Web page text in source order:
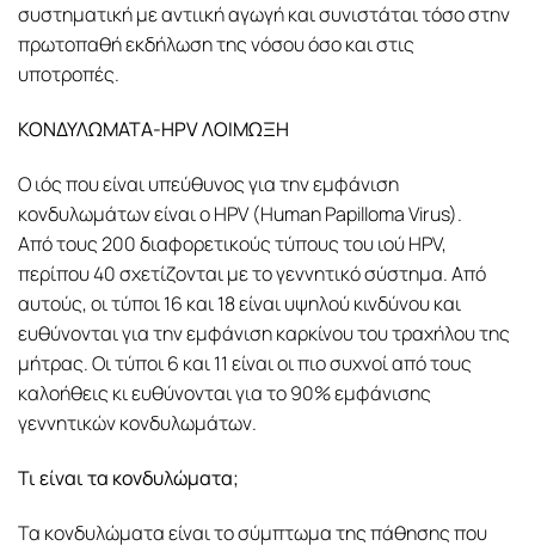
συστηματική με αντιική αγωγή και συνιστάται τόσο στην
πρωτοπαθή εκδήλωση της νόσου όσο και στις
υποτροπές.
ΚΟΝΔΥΛΩΜΑΤΑ-HPV ΛΟΙΜΩΞΗ
Ο ιός που είναι υπεύθυνος για την εμφάνιση
κονδυλωμάτων είναι ο HPV (Human Papilloma Virus).
Από τους 200 διαφορετικούς τύπους του ιού HPV,
περίπου 40 σχετίζονται με το γεννητικό σύστημα. Από
αυτούς, οι τύποι 16 και 18 είναι υψηλού κινδύνου και
ευθύνονται για την εμφάνιση καρκίνου του τραχήλου της
μήτρας. Οι τύποι 6 και 11 είναι οι πιο συχνοί από τους
καλοήθεις κι ευθύνονται για το 90% εμφάνισης
γεννητικών κονδυλωμάτων.
Τι είναι τα κονδυλώματα;
Τα κονδυλώματα είναι το σύμπτωμα της πάθησης που